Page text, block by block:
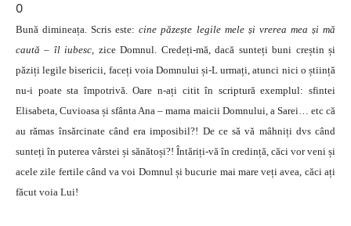
0
Bună dimineața. Scris este: cine păzește legile mele și vrerea mea și mă
caută – îl iubesc, zice Domnul. Credeți-mă, dacă sunteți buni creștin și
păziți legile bisericii, faceți voia Domnului și-L urmați, atunci nici o știință
nu-i poate sta împotrivă. Oare n-ați citit în scriptură exemplul: sfintei
Elisabeta, Cuvioasa și sfânta Ana – mama maicii Domnului, a Sarei… etc că
au rămas însărcinate când era imposibil?! De ce să vă mâhniți dvs când
sunteți în puterea vârstei și sănătoși?! Întăriți-vă în credință, căci vor veni și
acele zile fertile când va voi Domnul și bucurie mai mare veți avea, căci ați
făcut voia Lui!